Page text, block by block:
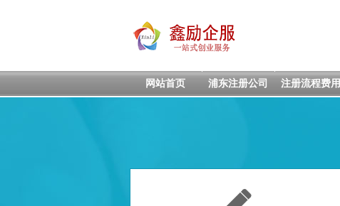
网站首页 浦东注册公司 注册流程费用